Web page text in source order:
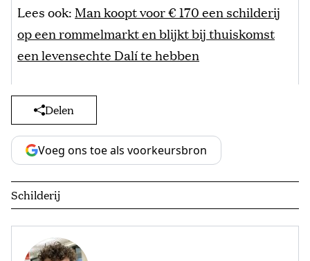
Lees ook: Man koopt voor € 170 een schilderij
op een rommelmarkt en blijkt bij thuiskomst
een levensechte Dalí te hebben
Delen
Voeg ons toe als voorkeursbron
Schilderij